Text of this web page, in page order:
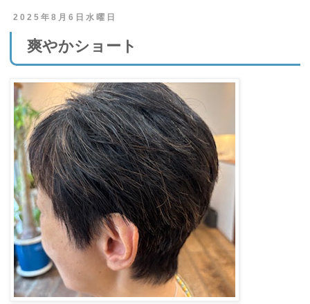
2025年8月6日水曜日
爽やかショート